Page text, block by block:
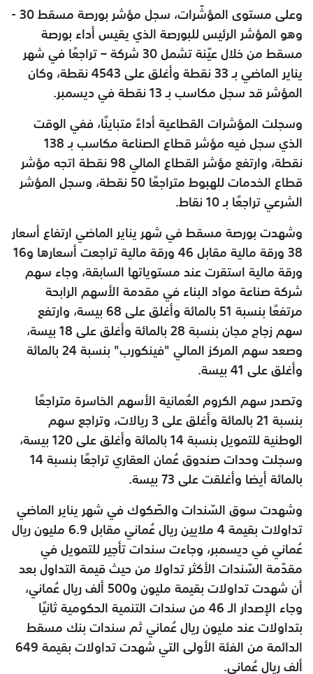
وعلى مستوى المؤشّرات، سجل مؤشر بورصة مسقط 30 -
وهو المؤشر الرئيس للبورصة الذي يقيس أداء بورصة
مسقط من خلال عيّنة تشمل 30 شركة – تراجعًا في شهر
يناير الماضي بـ 33 نقطة وأغلق على 4543 نقطة، وكان
المؤشر قد سجل مكاسب بـ 13 نقطة في ديسمبر.
وسجلت المؤشرات القطاعية أداءً متباينًا، ففي الوقت
الذي سجل فيه مؤشر قطاع الصناعة مكاسب بـ 138
نقطة، وارتفع مؤشر القطاع المالي 98 نقطة اتجه مؤشر
قطاع الخدمات للهبوط متراجعًا 50 نقطة، وسجل المؤشر
الشرعي تراجعًا بـ 10 نقاط.
وشهدت بورصة مسقط في شهر يناير الماضي ارتفاع أسعار
38 ورقة مالية مقابل 46 ورقة مالية تراجعت أسعارها و16
ورقة مالية استقرت عند مستوياتها السابقة، وجاء سهم
شركة صناعة مواد البناء في مقدمة الأسهم الرابحة
مرتفعًا بنسبة 51 بالمائة وأغلق على 68 بيسة، وارتفع
سهم زجاج مجان بنسبة 28 بالمائة وأغلق على 18 بيسة،
وصعد سهم المركز المالي "فينكورب" بنسبة 24 بالمائة
وأغلق على 41 بيسة.
وتصدر سهم الكروم العُمانية الأسهم الخاسرة متراجعًا
بنسبة 21 بالمائة وأغلق على 3 ريالات، وتراجع سهم
الوطنية للتمويل بنسبة 14 بالمائة وأغلق على 120 بيسة،
وسجلت وحدات صندوق عُمان العقاري تراجعًا بنسبة 14
بالمائة أيضا وأغلقت على 73 بيسة.
وشهدت سوق السّندات والصّكوك في شهر يناير الماضي
تداولات بقيمة 4 ملايين ريال عُماني مقابل 6.9 مليون ريال
عُماني في ديسمبر، وجاءت سندات تأجير للتمويل في
مقدّمة السّندات الأكثر تداولا من حيث قيمة التداول بعد
أن شهدت تداولات بقيمة مليون و500 ألف ريال عُماني،
وجاء الإصدار الـ 46 من سندات التنمية الحكومية ثانيًا
بتداولات عند مليون ريال عُماني ثم سندات بنك مسقط
الدائمة من الفئة الأولى التي شهدت تداولات بقيمة 649
ألف ريال عُماني.